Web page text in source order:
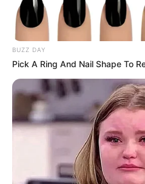
BUZZ DAY
Pick A Ring And Nail Shape To